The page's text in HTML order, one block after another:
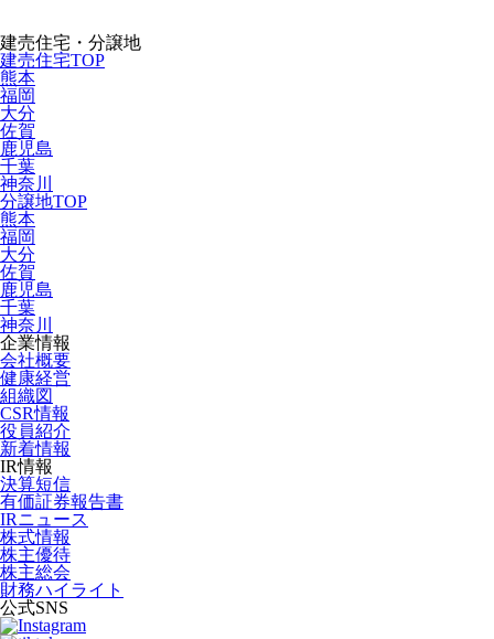
建売住宅・分譲地
建売住宅TOP
熊本
福岡
大分
佐賀
鹿児島
千葉
神奈川
分譲地TOP
熊本
福岡
大分
佐賀
鹿児島
千葉
神奈川
企業情報
会社概要
健康経営
組織図
CSR情報
役員紹介
新着情報
IR情報
決算短信
有価証券報告書
IRニュース
株式情報
株主優待
株主総会
財務ハイライト
公式SNS